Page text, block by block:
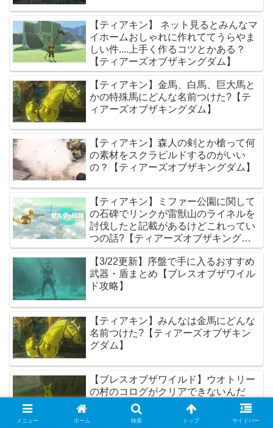
【ティアキン】 ネット見るとみんなマ
イホームおしゃれに作れててうらやま
しい件....上手く作るコツとかある？
【ティアーズオブザキングダム】
【ティアキン】金馬、白馬、巨大馬と
かの特殊馬にどんな名前つけた?【テ
ィアーズオブザキングダム】
【ティアキン】森人の剣とか槍って何
の素材をスクラビルドするのがいい
の？【ティアーズオブザキングダム】
【ティアキン】ミファー公園に関して
の石碑でリンクが雷獣山のライネルを
討伐したと記載があるけどこれってい
つの話?【ティアーズオブザキングダ
ム】
【3/22更新】序盤で手に入るおすすめ
武器・盾まとめ【ブレスオブザワイル
ド攻略】
【ティアキン】みんなは金馬にどんな
名前つけた?【ティアーズオブザキン
グダム】
【ブレスオブザワイルド】ウオトリー
の村のコログがクリアできないんだ
メニュー ホーム 検索 トップ サイドバー